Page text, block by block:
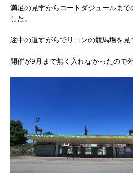
満足の見学からコートダジュールま
した。
途中の道すがらでリヨンの競馬場を見
開催が9月まで無く入れなかったので